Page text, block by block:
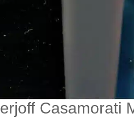
Casamorati